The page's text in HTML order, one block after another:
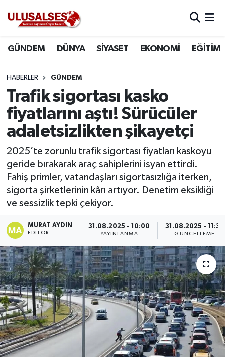
GÜNDEM DÜNYA SİYASET EKONOMİ EĞİTİM
HABERLER GÜNDEM
Trafik sigortası kasko
fiyatlarını aştı! Sürücüler
adaletsizlikten şikayetçi
2025’te zorunlu trafik sigortası fiyatları kaskoyu
geride bırakarak araç sahiplerini isyan ettirdi.
Fahiş primler, vatandaşları sigortasızlığa iterken,
sigorta şirketlerinin kârı artıyor. Denetim eksikliği
ve sessizlik tepki çekiyor.
MURAT AYDIN
EDITÖR
31.08.2025 - 10:00
YAYINLANMA
31.08.2025 - 11:32
GÜNCELLEME
DÜNYA
SİYASET
EKONOMİ
SAĞLIK
MAGAZİN
Trafik Durumu
Süper Lig Puan Durumu ve Fikstür
Tüm Manşetler
Haber Arşivi